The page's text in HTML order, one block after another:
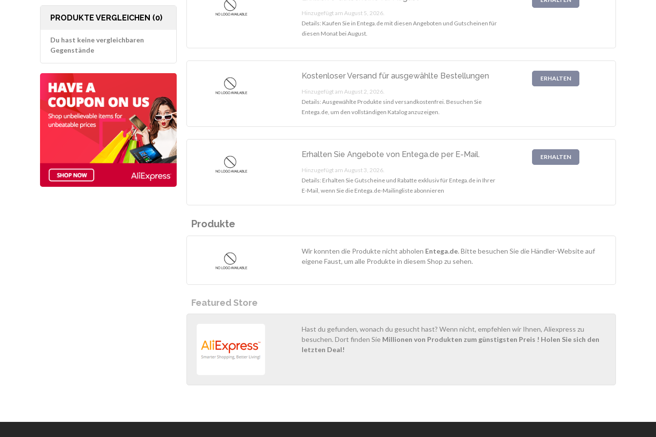
Hinzugefügt am August 5, 2026.
Details: Kaufen Sie in Entega.de mit diesen Angeboten und Gutscheinen für
diesen Monat bei August.
Kostenloser Versand für ausgewählte Bestellungen
Hinzugefügt am August 2, 2026.
Details: Ausgewählte Produkte sind versandkostenfrei. Besuchen Sie
Entega.de, um den vollständigen Katalog anzuzeigen.
ERHALTEN
Erhalten Sie Angebote von Entega.de per E-Mail.
Hinzugefügt am August 3, 2026.
Details: Erhalten Sie Gutscheine und Rabatte exklusiv für Entega.de in Ihrer
E-Mail, wenn Sie die Entega.de-Mailingliste abonnieren
ERHALTEN
Produkte
Wir konnten die Produkte nicht abholen Entega.de. Bitte besuchen Sie die Händler-Website auf
eigene Faust, um alle Produkte in diesem Shop zu sehen.
Featured Store
Hast du gefunden, wonach du gesucht hast? Wenn nicht, empfehlen wir Ihnen, Aliexpress zu
besuchen. Dort finden Sie Millionen von Produkten zum günstigsten Preis ! Holen Sie sich den
letzten Deal!
PRODUKTE VERGLEICHEN (0)
Du hast keine vergleichbaren
Gegenstände